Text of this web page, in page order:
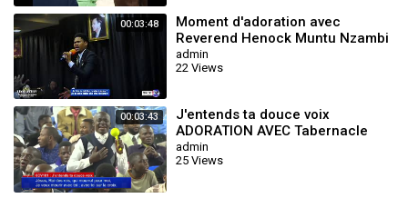
#Elberiyth #Cantique #worship #adoration #Prière
Category News & Politics
00:03:48
Moment d'adoration avec
Reverend Henock Muntu Nzambi
admin
22 Views
00:03:43
J'entends ta douce voix
ADORATION AVEC Tabernacle
chrétien de kolwezi
admin
25 Views